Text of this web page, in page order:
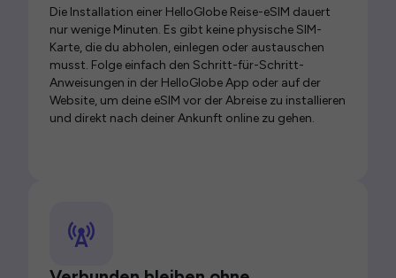
Die Installation einer HelloGlobe Reise-eSIM dauert
nur wenige Minuten. Es gibt keine physische SIM-
Karte, die du abholen, einlegen oder austauschen
musst. Folge einfach den Schritt-für-Schritt-
Anweisungen in der HelloGlobe App oder auf der
Website, um deine eSIM vor der Abreise zu installieren
und direkt nach deiner Ankunft online zu gehen.